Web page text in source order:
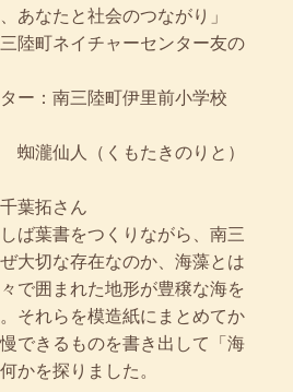
あなたと社会のつながり」
陸町ネイチャーセンター友の
ー：南三陸町伊里前小学校
瀧仙人（くもたきのりと）
葉拓さん
ば葉書をつくりながら、南三
大切な存在なのか、海藻とは
で囲まれた地形が豊穣な海を
それらを模造紙にまとめてか
できるものを書き出して「海
かを探りました。